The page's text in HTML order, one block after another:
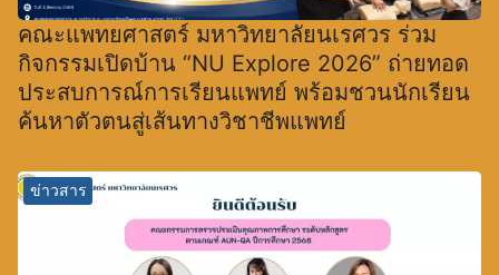
คณะแพทยศาสตร์ มหาวิทยาลัยนเรศวร ร่วม
กิจกรรมเปิดบ้าน “NU Explore 2026” ถ่ายทอด
ประสบการณ์การเรียนแพทย์ พร้อมชวนนักเรียน
ค้นหาตัวตนสู่เส้นทางวิชาชีพแพทย์
ข่าวสาร